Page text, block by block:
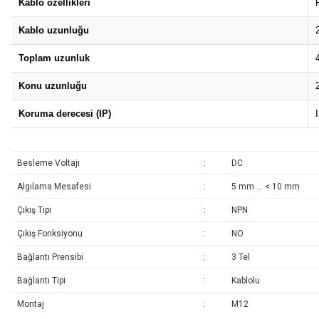
Kablo özellikleri
Kablo uzunluğu
Toplam uzunluk
Konu uzunluğu
Koruma derecesi (IP)
Besleme Voltajı : DC
Algılama Mesafesi : 5 mm ... < 10 mm
Çıkış Tipi : NPN
Çıkış Fonksiyonu : NO
Bağlantı Prensibi : 3 Tel
Bağlantı Tipi : Kablolu
Montaj : M12